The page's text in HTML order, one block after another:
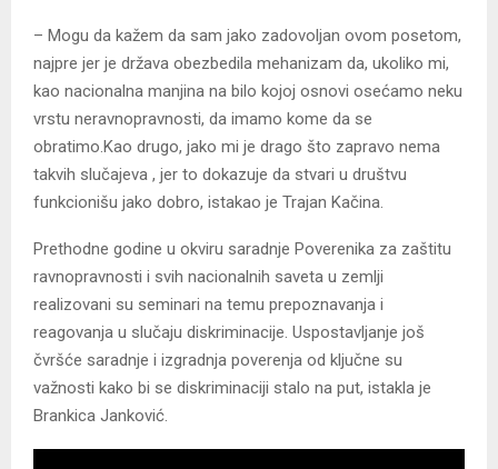
– Mogu da kažem da sam jako zadovoljan ovom posetom,
najpre jer je država obezbedila mehanizam da, ukoliko mi,
kao nacionalna manjina na bilo kojoj osnovi osećamo neku
vrstu neravnopravnosti, da imamo kome da se
obratimo.Kao drugo, jako mi je drago što zapravo nema
takvih slučajeva , jer to dokazuje da stvari u društvu
funkcionišu jako dobro, istakao je Trajan Kačina.
Prethodne godine u okviru saradnje Poverenika za zaštitu
ravnopravnosti i svih nacionalnih saveta u zemlji
realizovani su seminari na temu prepoznavanja i
reagovanja u slučaju diskriminacije. Uspostavljanje još
čvršće saradnje i izgradnja poverenja od ključne su
važnosti kako bi se diskriminaciji stalo na put, istakla je
Brankica Janković.